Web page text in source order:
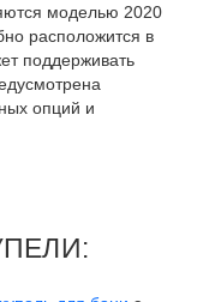
моделью 2020
расположится в
поддерживать
опций и